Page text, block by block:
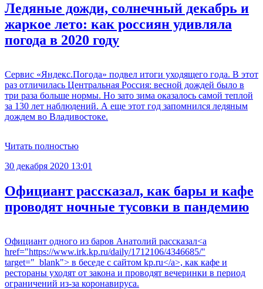
Ледяные дожди, солнечный декабрь и
жаркое лето: как россиян удивляла
погода в 2020 году
Сервис «Яндекс.Погода» подвел итоги уходящего года. В этот
раз отличилась Центральная Россия: весной дождей было в
три раза больше нормы. Но зато зима оказалось самой теплой
за 130 лет наблюдений. А еще этот год запомнился ледяным
дождем во Владивостоке.
Читать полностью
30 декабря 2020 13:01
Официант рассказал, как бары и кафе
проводят ночные тусовки в пандемию
Официант одного из баров Анатолий рассказал<a
href="https://www.irk.kp.ru/daily/1712106/4346685/"
target="_blank"> в беседе с сайтом kp.ru</a>, как кафе и
рестораны уходят от закона и проводят вечеринки в период
ограничений из-за коронавируса.